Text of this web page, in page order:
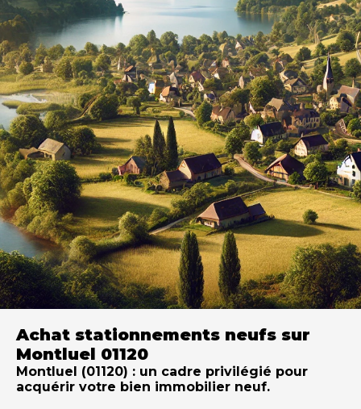
Achat stationnements neufs sur
Montluel 01120
Montluel (01120) : un cadre privilégié pour
acquérir votre bien immobilier neuf.